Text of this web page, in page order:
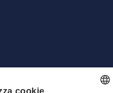
cookie